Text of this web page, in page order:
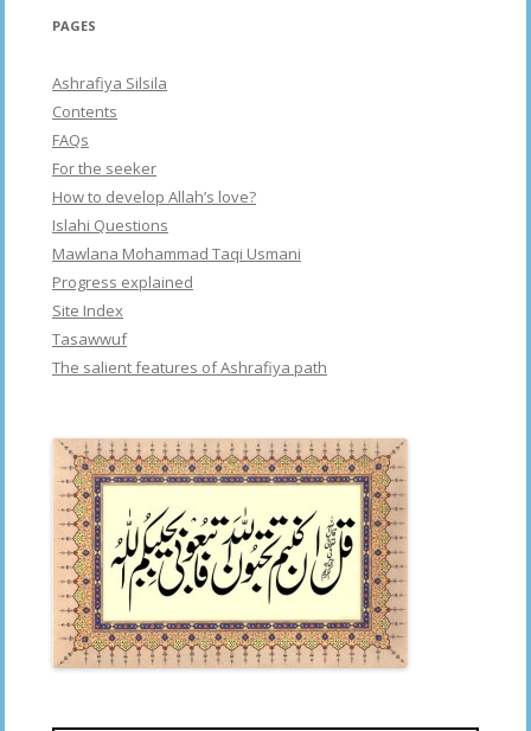
PAGES
Ashrafiya Silsila
Contents
FAQs
For the seeker
How to develop Allah’s love?
Islahi Questions
Mawlana Mohammad Taqi Usmani
Progress explained
Site Index
Tasawwuf
The salient features of Ashrafiya path